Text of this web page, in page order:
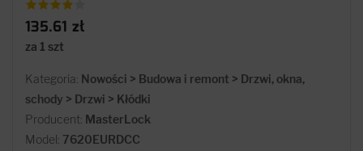
135.61 zł
za 1 szt
Kategoria: Nowości > Budowa i remont > Drzwi, okna,
schody > Drzwi > Kłódki
Producent: MasterLock
Model: 7620EURDCC